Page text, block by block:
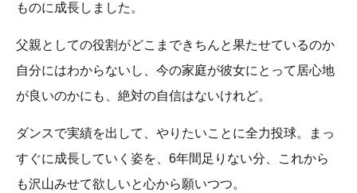
ものに成長しました。
父親としての役割がどこまできちんと果たせているのか
自分にはわからないし、今の家庭が彼女にとって居心地
が良いのかにも、絶対の自信はないけれど。
ダンスで実績を出して、やりたいことに全力投球。まっ
すぐに成長していく姿を、6年間足りない分、これから
も沢山みせて欲しいと心から願いつつ。